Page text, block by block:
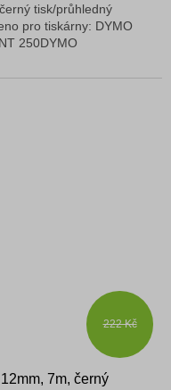
tisk/průhledný
pro tiskárny: DYMO
250DYMO
222 Kč
7m, černý